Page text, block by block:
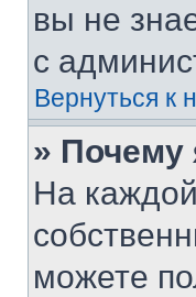
вы не
с
Вернуться к
» Почему
На
можете